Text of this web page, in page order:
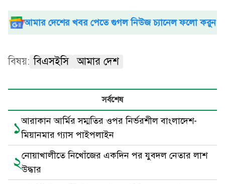
আমার দেশের খবর পেতে গুগল নিউজ চ্যানেল ফলো করুন
বিষয়: বিএসইসি আমার দেশ
সর্বশেষ
১আরাকান আর্মির সম্মতির ওপর নির্ভরশীল বাংলাদেশ-
মিয়ানমার গ্যাস পাইপলাইন
২নোয়াখালীতে নিখোঁজের একদিন পর যুবদল নেতার লাশ
উদ্ধার